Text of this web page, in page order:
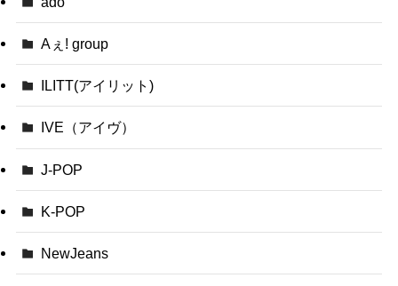
Aぇ! group
ILITT(アイリット)
IVE（アイヴ）
J-POP
K-POP
NewJeans